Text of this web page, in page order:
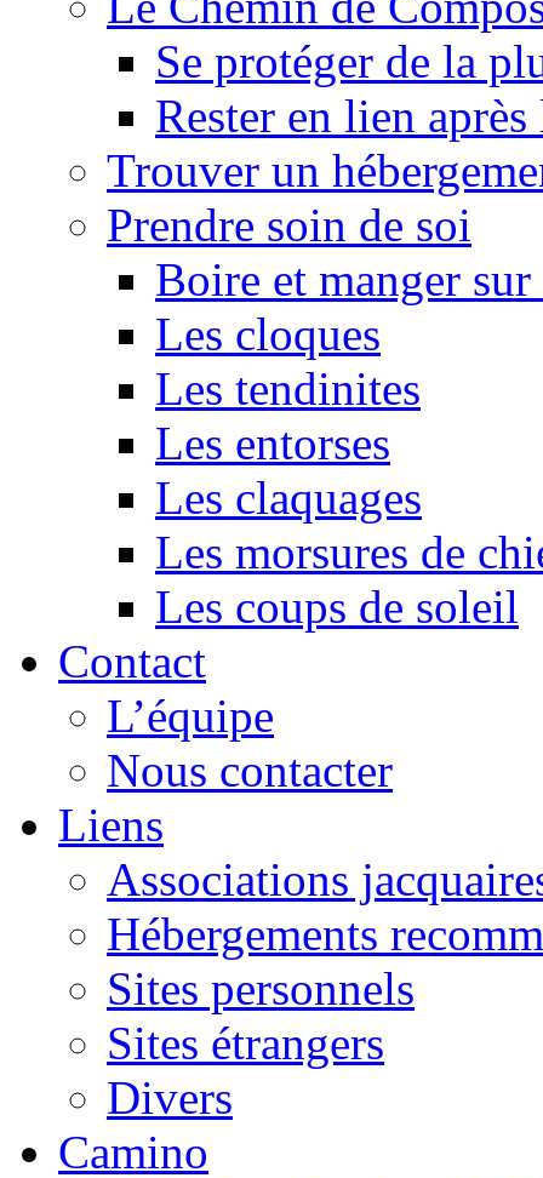
Se protéger de la
Rester en lien
Trouver un
Prendre soin de soi
Boire et manger
Les cloques
Les tendinites
Les entorses
Les claquages
Les morsures de
Les coups de soleil
Contact
L’équipe
Nous contacter
Liens
Associations
Hébergements
Sites personnels
Sites étrangers
Divers
Camino